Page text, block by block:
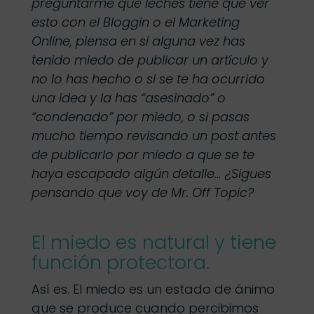
esto con el Bloggin o el Marketing
Online, piensa en si alguna vez has
tenido miedo de publicar un artículo y
no lo has hecho o si se te ha ocurrido
una idea y la has “asesinado” o
“condenado” por miedo, o si pasas
mucho tiempo revisando un post antes
de publicarlo por miedo a que se te
haya escapado algún detalle… ¿Sigues
pensando que voy de Mr. Off Topic?
El miedo es natural y tiene
función protectora.
Así es. El miedo es un estado de ánimo
que se produce cuando percibimos